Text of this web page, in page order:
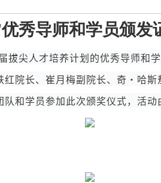
秀导师和学员颁发
拔尖人才培养计划的优秀导师和
红院长、崔月梅副院长、奇·哈
和学员参加此次颁奖仪式，活